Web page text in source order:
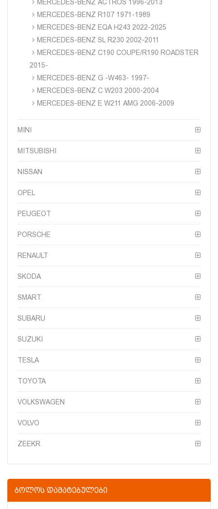
MERCEDES-BENZ ACTROS 1996-2013
MERCEDES-BENZ R107 1971-1989
MERCEDES-BENZ EQA H243 2022-2025
MERCEDES-BENZ SL R230 2002-2011
MERCEDES-BENZ C190 COUPE/R190 ROADSTER
2015-
MERCEDES-BENZ G -W463- 1997-
MERCEDES-BENZ C W203 2000-2004
MERCEDES-BENZ E W211 AMG 2006-2009
MINI
MITSUBISHI
NISSAN
OPEL
PEUGEOT
PORSCHE
RENAULT
SKODA
SMART
SUBARU
SUZUKI
TESLA
TOYOTA
VOLKSWAGEN
VOLVO
ZEEKR
ᲑᲝᲚᲝᲡ ᲓᲐᲛᲐᲢᲔᲑᲣᲚᲔᲑᲘ